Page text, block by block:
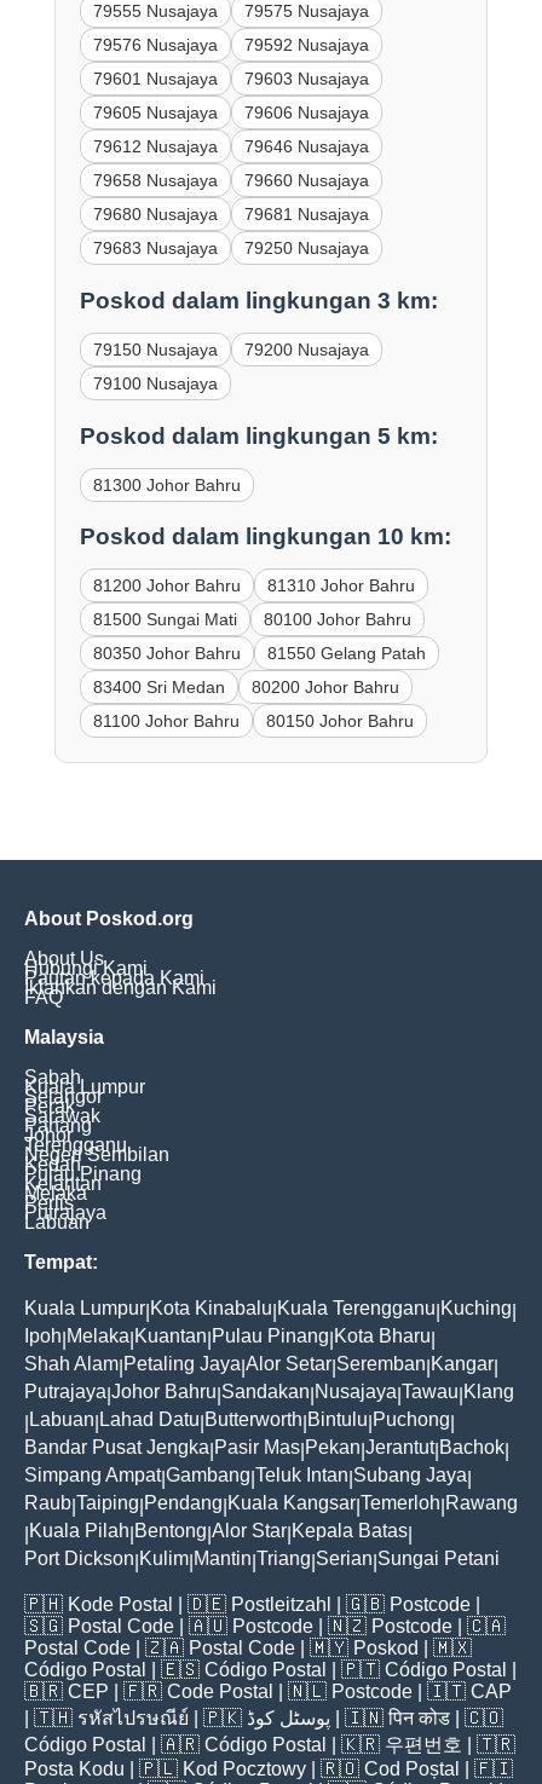
79555 Nusajaya
79575 Nusajaya
79576 Nusajaya
79592 Nusajaya
79601 Nusajaya
79603 Nusajaya
79605 Nusajaya
79606 Nusajaya
79612 Nusajaya
79646 Nusajaya
79658 Nusajaya
79660 Nusajaya
79680 Nusajaya
79681 Nusajaya
79683 Nusajaya
79250 Nusajaya
Poskod dalam lingkungan 3 km:
79150 Nusajaya
79200 Nusajaya
79100 Nusajaya
Poskod dalam lingkungan 5 km:
81300 Johor Bahru
Poskod dalam lingkungan 10 km:
81200 Johor Bahru
81310 Johor Bahru
81500 Sungai Mati
80100 Johor Bahru
80350 Johor Bahru
81550 Gelang Patah
83400 Sri Medan
80200 Johor Bahru
81100 Johor Bahru
80150 Johor Bahru
About Poskod.org
About Us
Hubungi Kami
Pautan kepada Kami
Iklankan dengan Kami
FAQ
Malaysia
Sabah
Kuala Lumpur
Selangor
Perak
Sarawak
Pahang
Johor
Terengganu
Negeri Sembilan
Kedah
Pulau Pinang
Kelantan
Melaka
Perlis
Putrajaya
Labuan
Tempat:
Kuala Lumpur Kota Kinabalu Kuala Terengganu Kuching
Ipoh Melaka Kuantan Pulau Pinang Kota Bharu
Shah Alam Petaling Jaya Alor Setar Seremban Kangar
Putrajaya Johor Bahru Sandakan Nusajaya Tawau Klang
Labuan Lahad Datu Butterworth Bintulu Puchong
Bandar Pusat Jengka Pasir Mas Pekan Jerantut| Bachok
Simpang Ampat|Gambang Teluk Intan Subang Jaya
Raub Taiping Pendang Kuala Kangsar Temerloh Rawang
Kuala Pilah Bentong Alor Star Kepala Batas
Port Dickson Kulim Mantin Triang Serian Sungai Petani
🇵🇭 Kode Postal | 🇩🇪 Postleitzahl | 🇬🇧 Postcode
🇸🇬 Postal Code | 🇦🇺 Postcode | 🇳🇿 Postcode | 🇨🇦
Postal Code | 🇿🇦 Postal Code | 🇲🇾 Poskod
| 🇲🇽
Código Postal
| 🇪🇸 Código Postal | 🇵🇹 Código Postal
🇧🇷 CEP | 🇫🇷 Code Postal | 🇳🇱 Postcode | 🇮🇹 CAP
| 🇹🇭 รหัสไปรษณีย์ | 🇵🇰 پوسٹل کوڈ | 🇮🇳पिन कोड | 🇨🇴
Código Postal
| 🇦🇷 Código Postal | 🇰🇷 우편번호
| 🇹🇷
Posta Kodu | 🇵🇱 Kod Pocztowy | 🇷🇴 Cod Poștal
| 🇫🇮